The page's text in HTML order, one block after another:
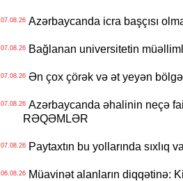
07.08.26Azərbaycanda icra başçısı
07.08.26Bağlanan universitetin
07.08.26Ən çox çörək və ət yeyən
07.08.26Azərbaycanda əhalinin neçə
RƏQƏMLƏR
07.08.26Paytaxtın bu yollarında sıxlıq
06.08.26Müavinət alanların diqqətinə: